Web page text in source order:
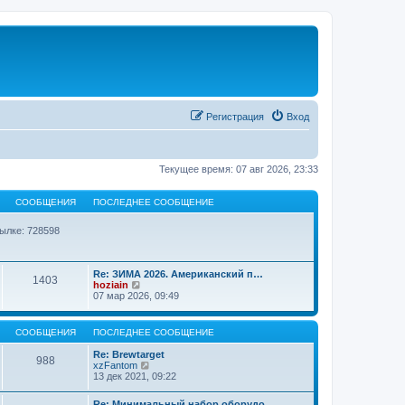
Вход
Регистрация
Текущее время: 07 авг 2026, 23:33
СООБЩЕНИЯ ПОСЛЕДНЕЕ СООБЩЕНИЕ
728598
1403
Re: ЗИМА 2026. Американский п…
hoziain
е
е
й
т
к
п
о
с
07 мар 2026, 09:49
СООБЩЕНИЯ ПОСЛЕДНЕЕ СООБЩЕНИЕ
988
Re: Brewtarget
xzFantom
е
е
13 дек 2021, 09:22